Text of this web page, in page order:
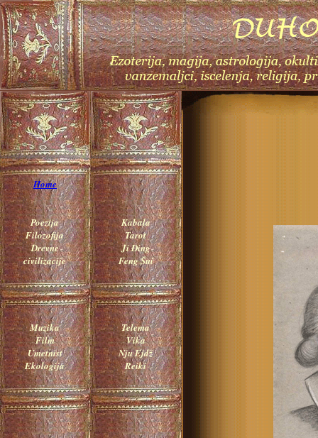
Home
Poezija
Filozofija
Drevne
civilizacije
Muzika
Film
Umetnist
Ekologija
Kabala
Tarot
Ji Đing
Feng Šui
Telema
Vika
Nju Ejdž
Reiki